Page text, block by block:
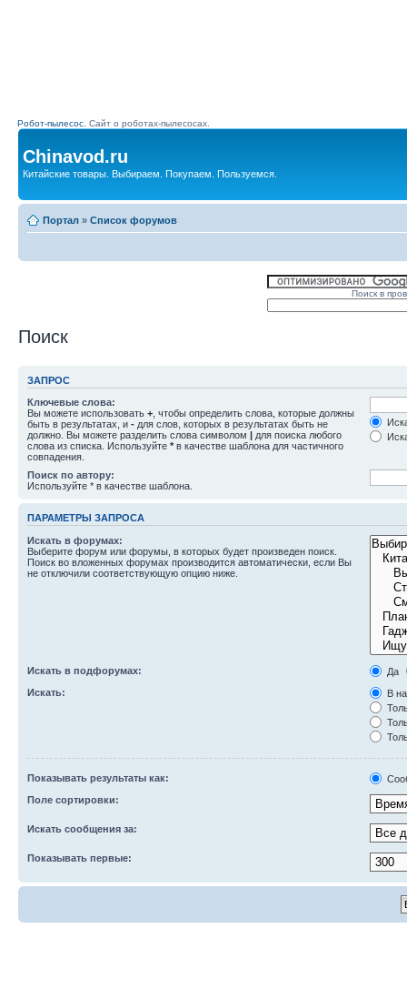
Робот-пылесос. Сайт о роботах-пылесосах.
Chinavod.ru
Китайские товары. Выбираем. Покупаем. Пользуемся.
Портал » Список форумов
Поиск в
Поиск
ЗАПРОС
Ключевые слова:
Вы можете использовать + , чтобы определить слова, которые должны
быть в результатах, и - для слов, которых в результатах быть не
должно. Вы можете разделить слова символом | для поиска любого
слова из списка. Используйте * в качестве шаблона для частичного
совпадения.
Поиск по автору:
Используйте * в качестве шаблона.
ПАРАМЕТРЫ ЗАПРОСА
Искать в форумах:
Выберите форум или форумы, в которых будет произведен поиск.
Поиск во вложенных форумах производится автоматически, если Вы
не отключили соответствующую опцию ниже.
Искать в подфорумах:
Да
Искать:
В
Показывать результаты как:
Поле сортировки:
Искать сообщения за:
Показывать первые: